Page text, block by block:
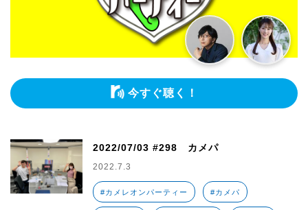
今すぐ聴く！
2022/07/03 #298 カメパ
2022.7.3
#カメレオンパーティー #カメパ